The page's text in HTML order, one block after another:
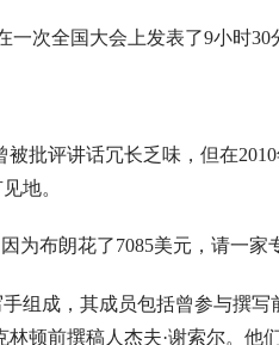
一次全国大会上发表了9小时30
被批评讲话冗长乏味，但在
地。
为布朗花了7085美元，请一家
组成，其成员包括曾参与撰
林顿前撰稿人杰夫·谢索尔。